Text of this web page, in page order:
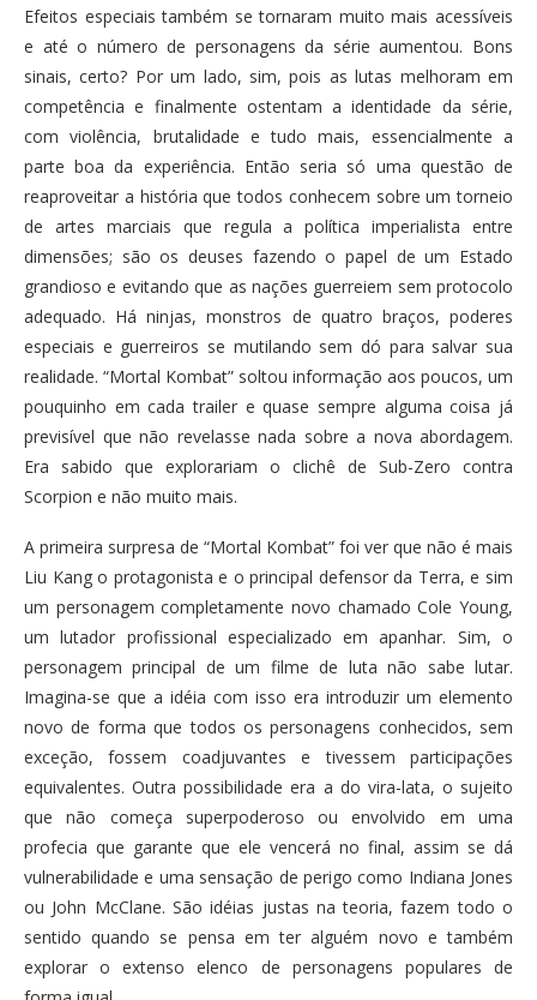
Efeitos especiais também se tornaram muito mais acessíveis
e até o número de personagens da série aumentou. Bons
sinais, certo? Por um lado, sim, pois as lutas melhoram em
competência e finalmente ostentam a identidade da série,
com violência, brutalidade e tudo mais, essencialmente a
parte boa da experiência. Então seria só uma questão de
reaproveitar a história que todos conhecem sobre um torneio
de artes marciais que regula a política imperialista entre
dimensões; são os deuses fazendo o papel de um Estado
grandioso e evitando que as nações guerreiem sem protocolo
adequado. Há ninjas, monstros de quatro braços, poderes
especiais e guerreiros se mutilando sem dó para salvar sua
realidade. “Mortal Kombat” soltou informação aos poucos, um
pouquinho em cada trailer e quase sempre alguma coisa já
previsível que não revelasse nada sobre a nova abordagem.
Era sabido que explorariam o clichê de Sub-Zero contra
Scorpion e não muito mais.
A primeira surpresa de “Mortal Kombat” foi ver que não é mais
Liu Kang o protagonista e o principal defensor da Terra, e sim
um personagem completamente novo chamado Cole Young,
um lutador profissional especializado em apanhar. Sim, o
personagem principal de um filme de luta não sabe lutar.
Imagina-se que a idéia com isso era introduzir um elemento
novo de forma que todos os personagens conhecidos, sem
exceção, fossem coadjuvantes e tivessem participações
equivalentes. Outra possibilidade era a do vira-lata, o sujeito
que não começa superpoderoso ou envolvido em uma
profecia que garante que ele vencerá no final, assim se dá
vulnerabilidade e uma sensação de perigo como Indiana Jones
ou John McClane. São idéias justas na teoria, fazem todo o
sentido quando se pensa em ter alguém novo e também
explorar o extenso elenco de personagens populares de